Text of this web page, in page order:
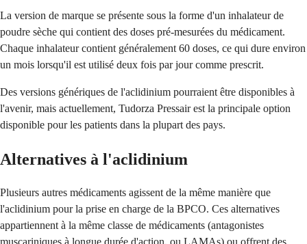
La version de marque se présente sous la forme d'un inhalateur de
poudre sèche qui contient des doses pré-mesurées du médicament.
Chaque inhalateur contient généralement 60 doses, ce qui dure environ
un mois lorsqu'il est utilisé deux fois par jour comme prescrit.
Des versions génériques de l'aclidinium pourraient être disponibles à
l'avenir, mais actuellement, Tudorza Pressair est la principale option
disponible pour les patients dans la plupart des pays.
Alternatives à l'aclidinium
Plusieurs autres médicaments agissent de la même manière que
l'aclidinium pour la prise en charge de la BPCO. Ces alternatives
appartiennent à la même classe de médicaments (antagonistes